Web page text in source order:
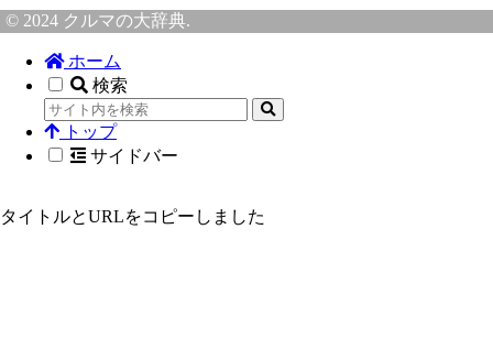
© 2024 クルマの大辞典.
ホーム
検索
トップ
サイドバー
タイトルとURLをコピーしました